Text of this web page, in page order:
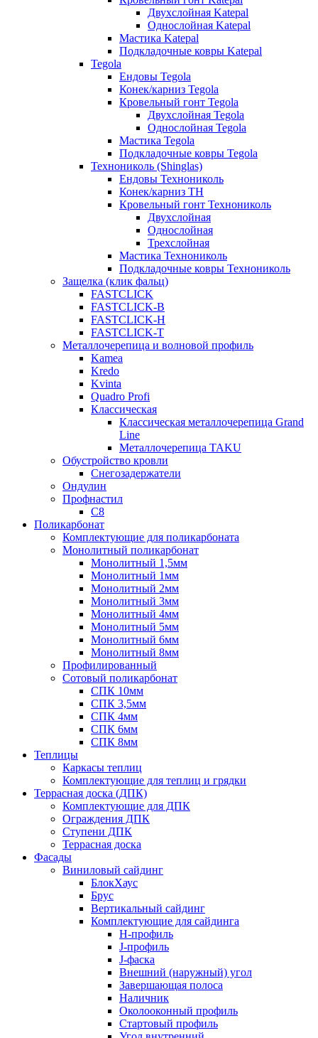
Двухслойная Katepal
Однослойная Katepal
Мастика Katepal
Подкладочные ковры Katepal
Tegola
Ендовы Tegola
Конек/карниз Tegola
Кровельный гонт Tegola
Двухслойная Tegola
Однослойная Tegola
Мастика Tegola
Подкладочные ковры Tegola
Технониколь (Shinglas)
Ендовы Технониколь
Конек/карниз ТН
Кровельный гонт Технониколь
Двухслойная
Однослойная
Трехслойная
Мастика Технониколь
Подкладочные ковры Технониколь
Защелка (клик фальц)
FASTCLICK
FASTCLICK-B
FASTCLICK-H
FASTCLICK-T
Металлочерепица и волновой профиль
Kamea
Kredo
Kvinta
Quadro Profi
Классическая
Классическая металлочерепица Grand
Line
Металлочерепица TAKU
Обустройство кровли
Снегозадержатели
Ондулин
Профнастил
С8
Поликарбонат
Комплектующие для поликарбоната
Монолитный поликарбонат
Монолитный 1,5мм
Монолитный 1мм
Монолитный 2мм
Монолитный 3мм
Монолитный 4мм
Монолитный 5мм
Монолитный 6мм
Монолитный 8мм
Профилированный
Сотовый поликарбонат
СПК 10мм
СПК 3,5мм
СПК 4мм
СПК 6мм
СПК 8мм
Теплицы
Каркасы теплиц
Комплектующие для теплиц и грядки
Террасная доска (ДПК)
Комплектующие для ДПК
Ограждения ДПК
Ступени ДПК
Террасная доска
Фасады
Виниловый сайдинг
БлокХаус
Брус
Вертикальный сайдинг
Комплектующие для сайдинга
H-профиль
J-профиль
J-фаска
Внешний (наружный) угол
Завершающая полоса
Наличник
Околооконный профиль
Стартовый профиль